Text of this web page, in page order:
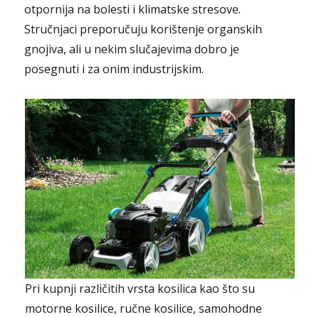
otpornija na bolesti i klimatske stresove.
Stručnjaci preporučuju korištenje organskih
gnojiva, ali u nekim slučajevima dobro je
posegnuti i za onim industrijskim.
Pri kupnji različitih vrsta kosilica kao što su
motorne kosilice, ručne kosilice, samohodne